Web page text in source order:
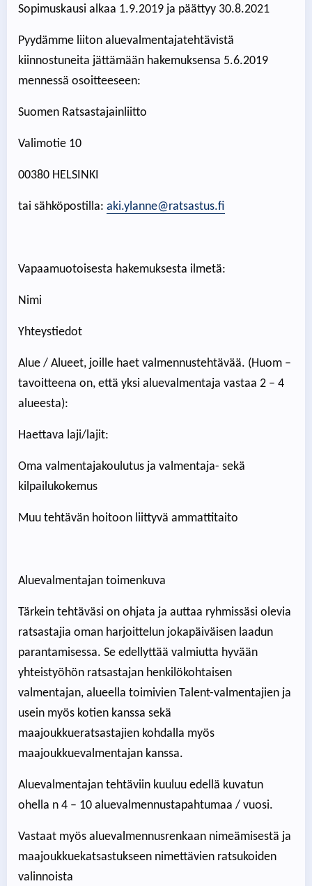
Sopimuskausi alkaa 1.9.2019 ja päättyy 30.8.2021
Pyydämme liiton aluevalmentajatehtävistä
kiinnostuneita jättämään hakemuksensa 5.6.2019
mennessä osoitteeseen:
Suomen Ratsastajainliitto
Valimotie 10
00380 HELSINKI
tai sähköpostilla: aki.ylanne@ratsastus.fi
Vapaamuotoisesta hakemuksesta ilmetä:
Nimi
Yhteystiedot
Alue / Alueet, joille haet valmennustehtävää. (Huom –
tavoitteena on, että yksi aluevalmentaja vastaa 2 – 4
alueesta):
Haettava laji/lajit:
Oma valmentajakoulutus ja valmentaja- sekä
kilpailukokemus
Muu tehtävän hoitoon liittyvä ammattitaito
Aluevalmentajan toimenkuva
Tärkein tehtäväsi on ohjata ja auttaa ryhmissäsi olevia
ratsastajia oman harjoittelun jokapäiväisen laadun
parantamisessa. Se edellyttää valmiutta hyvään
yhteistyöhön ratsastajan henkilökohtaisen
valmentajan, alueella toimivien Talent-valmentajien ja
usein myös kotien kanssa sekä
maajoukkueratsastajien kohdalla myös
maajoukkuevalmentajan kanssa.
Aluevalmentajan tehtäviin kuuluu edellä kuvatun
ohella n 4 – 10 aluevalmennustapahtumaa / vuosi.
Vastaat myös aluevalmennusrenkaan nimeämisestä ja
maajoukkuekatsastukseen nimettävien ratsukoiden
valinnoista